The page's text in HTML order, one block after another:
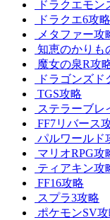
ドラクエモン
ドラクエ6攻略
メタファー攻
知恵のかりも
魔女の泉R攻
ドラゴンズド
TGS攻略
ステラーブレ
FF7リバース
パルワールド
マリオRPG攻
ティアキン攻
FF16攻略
スプラ3攻略
ポケモンSV